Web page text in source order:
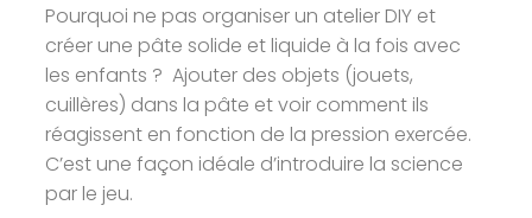
Pourquoi ne pas organiser un atelier DIY et
créer une pâte solide et liquide à la fois avec
les enfants ? Ajouter des objets (jouets,
cuillères) dans la pâte et voir comment ils
réagissent en fonction de la pression exercée.
C’est une façon idéale d’introduire la science
par le jeu.